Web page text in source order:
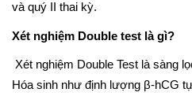
và quý II thai kỳ.
Xét nghiệm Double test là gì?
Xét nghiệm Double Test là sàng
Hóa sinh như định lượng β-hCG